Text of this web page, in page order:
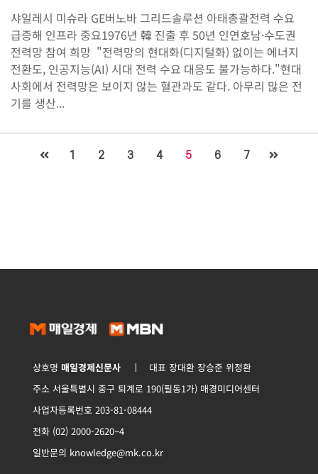
샤일레시 미슈라 GE버노바 그리드솔루션 아태총괄전력 수요
급증해 인프라 중요1976년 韓 진출 후 50년 인연호남·수도권
전력망 참여 희망 ​ "전력망의 현대화(디지털화) 없이는 에너지
전환도, 인공지능(AI) 시대 전력 수요 대응도 불가능하다."현대
사회에서 전력망은 보이지 않는 혈관과도 같다. 아무리 많은 전
기를 생산...
1 2 3 4 5 6 7
상호명매일경제신문사
대표 장대환 장승준 위정환
주소 서울특별시 중구 퇴계로 190(필동1가) 매경미디어센터
사업자등록번호 203-81-08444
전화 (02) 2000-2620~4
일반문의 knowledge@mk.co.kr